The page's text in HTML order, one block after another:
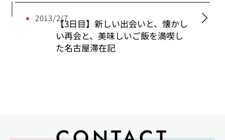
2013/2/7【3日目】新しい出会いと、懐かし
い再会と、美味しいご飯を満喫し
た名古屋滞在記